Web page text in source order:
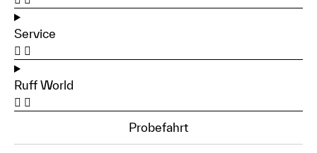
Service
Ruff World
Probefahrt